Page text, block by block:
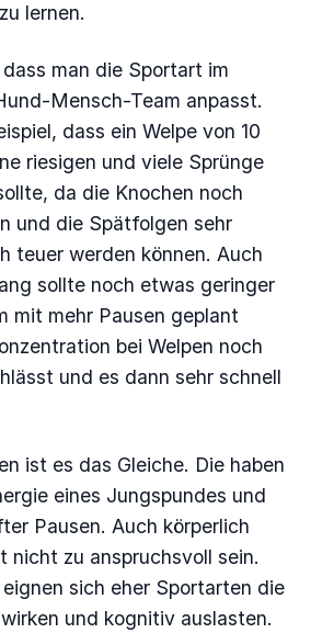
lernen.
man die Sportart im
Mensch-Team anpasst.
dass ein Welpe von 10
riesigen und viele Sprünge
da die Knochen noch
und die Spätfolgen sehr
teuer werden können. Auch
sollte noch etwas geringer
mit mehr Pausen geplant
bei Welpen noch
und es dann sehr schnell
ist es das Gleiche. Die haben
eines Jungspundes und
Pausen. Auch körperlich
nicht zu anspruchsvoll sein.
sich eher Sportarten die
und kognitiv auslasten.